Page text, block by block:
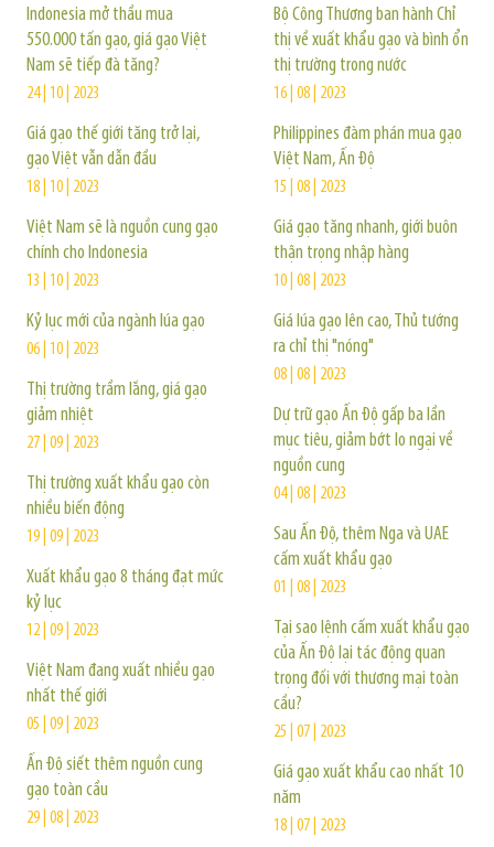
Indonesia mở thầu mua
550.000 tấn gạo, giá gạo Việt
Nam sẽ tiếp đà tăng?
24 | 10 | 2023
Giá gạo thế giới tăng trở lại,
gạo Việt vẫn dẫn đầu
18 | 10 | 2023
Việt Nam sẽ là nguồn cung gạo
chính cho Indonesia
13 | 10 | 2023
Kỷ lục mới của ngành lúa gạo
06 | 10 | 2023
Thị trường trầm lắng, giá gạo
giảm nhiệt
27 | 09 | 2023
Thị trường xuất khẩu gạo còn
nhiều biến động
19 | 09 | 2023
Xuất khẩu gạo 8 tháng đạt mức
kỷ lục
12 | 09 | 2023
Việt Nam đang xuất nhiều gạo
nhất thế giới
05 | 09 | 2023
Ấn Độ siết thêm nguồn cung
gạo toàn cầu
29 | 08 | 2023
Bộ Công Thương ban hành Chỉ
thị về xuất khẩu gạo và bình ổn
thị trường trong nước
16 | 08 | 2023
Philippines đàm phán mua gạo
Việt Nam, Ấn Độ
15 | 08 | 2023
Giá gạo tăng nhanh, giới buôn
thận trọng nhập hàng
10 | 08 | 2023
Giá lúa gạo lên cao, Thủ tướng
ra chỉ thị "nóng"
08 | 08 | 2023
Dự trữ gạo Ấn Độ gấp ba lần
mục tiêu, giảm bớt lo ngại về
nguồn cung
04 | 08 | 2023
Sau Ấn Độ, thêm Nga và UAE
cấm xuất khẩu gạo
01 | 08 | 2023
Tại sao lệnh cấm xuất khẩu gạo
của Ấn Độ lại tác động quan
trọng đối với thương mại toàn
cầu?
25 | 07 | 2023
Giá gạo xuất khẩu cao nhất 10
năm
18 | 07 | 2023